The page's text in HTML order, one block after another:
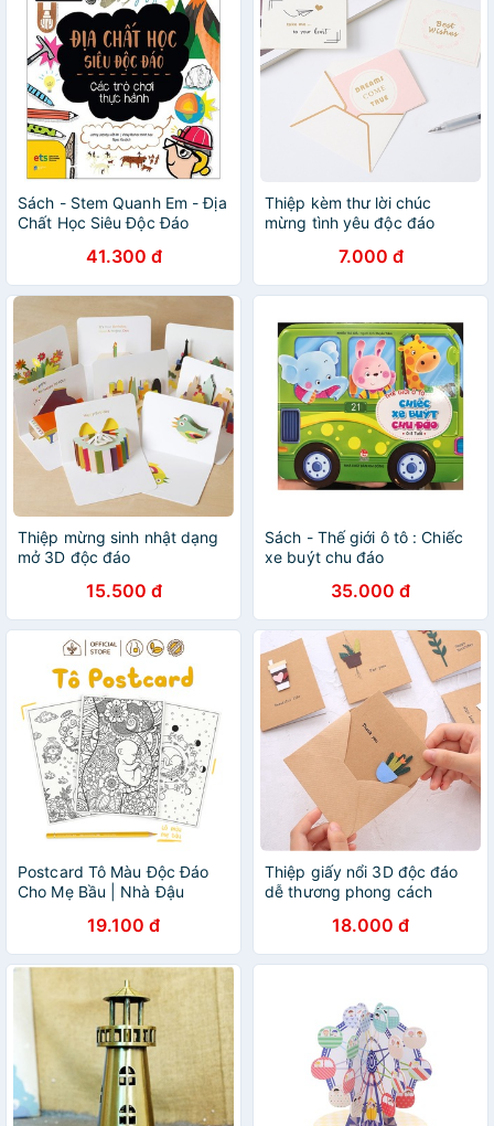
Sách - Stem Quanh Em - Địa
Chất Học Siêu Độc Đáo
41.300 đ
Thiệp kèm thư lời chúc
mừng tình yêu độc đáo
7.000 đ
Thiệp mừng sinh nhật dạng
mở 3D độc đáo
15.500 đ
Sách - Thế giới ô tô : Chiếc
xe buýt chu đáo
35.000 đ
Postcard Tô Màu Độc Đáo
Cho Mẹ Bầu | Nhà Đậu
19.100 đ
Thiệp giấy nổi 3D độc đáo
dễ thương phong cách
18.000 đ